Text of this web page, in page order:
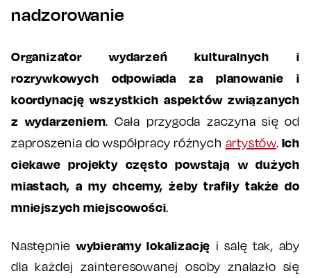
nadzorowanie
Organizator wydarzeń kulturalnych i
rozrywkowych odpowiada za planowanie i
koordynację wszystkich aspektów związanych
z wydarzeniem. Cała przygoda zaczyna się od
zaproszenia do współpracy różnych artystów. Ich
ciekawe projekty często powstają w dużych
miastach, a my chcemy, żeby trafiły także do
mniejszych miejscowości.
Następniewybieramy lokalizację i salę tak, aby
dla każdej zainteresowanej osoby znalazło się